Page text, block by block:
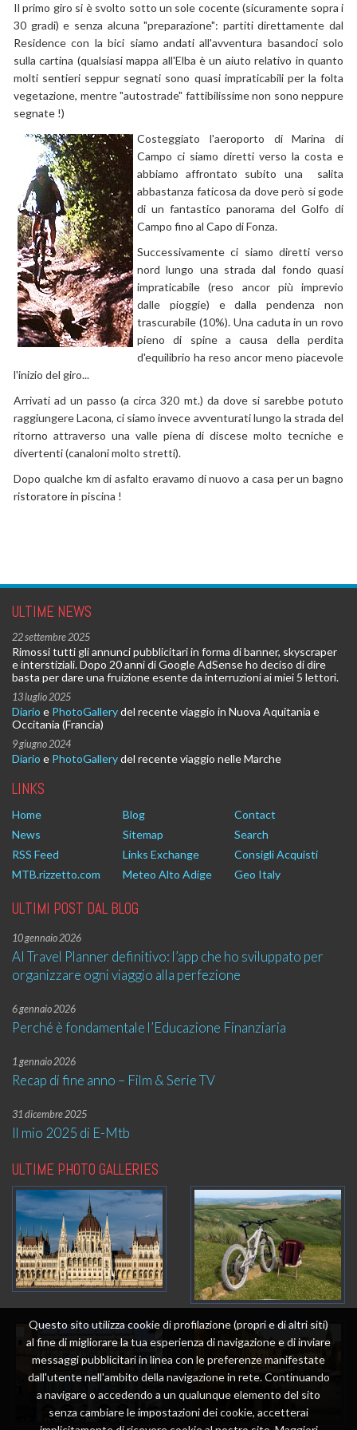
Il primo giro si è svolto sotto un sole cocente (sicuramente sopra i
30 gradi) e senza alcuna "preparazione": partiti direttamente dal
Residence con la bici siamo andati all'avventura basandoci solo
sulla cartina (qualsiasi mappa all'Elba è un aiuto relativo in quanto
molti sentieri seppur segnati sono quasi impraticabili per la folta
vegetazione, mentre "autostrade" fattibilissime non sono neppure
segnate !)
Costeggiato l'aeroporto di Marina di
Campo ci siamo diretti verso la costa e
abbiamo affrontato subito una salita
abbastanza faticosa da dove però si gode
di un fantastico panorama del Golfo di
Campo fino al Capo di Fonza.
Successivamente ci siamo diretti verso
nord lungo una strada dal fondo quasi
impraticabile (reso ancor più imprevio
dalle pioggie) e dalla pendenza non
trascurabile (10%). Una caduta in un rovo
pieno di spine a causa della perdita
d'equilibrio ha reso ancor meno piacevole
l'inizio del giro...
Arrivati ad un passo (a circa 320 mt.) da dove si sarebbe potuto
raggiungere Lacona, ci siamo invece avventurati lungo la strada del
ritorno attraverso una valle piena di discese molto tecniche e
divertenti (canaloni molto stretti).
Dopo qualche km di asfalto eravamo di nuovo a casa per un bagno
ristoratore in piscina !
ULTIME NEWS
22 settembre 2025
Rimossi tutti gli annunci pubblicitari in forma di banner, skyscraper
e interstiziali. Dopo 20 anni di Google AdSense ho deciso di dire
basta per dare una fruizione esente da interruzioni ai miei 5 lettori.
13 luglio 2025
Diario e PhotoGallerydel recente viaggio in Nuova Aquitania e
Occitania (Francia)
9 giugno 2024
Diario e PhotoGallerydel recente viaggio nelle Marche
LINKS
Home Blog
Contact
News
Sitemap
Search
RSS Feed
Links Exchange
Consigli Acquisti
MTB.rizzetto.com
Meteo Alto Adige Geo Italy
ULTIMI POST DAL BLOG
10 gennaio 2026
AI Travel Planner definitivo: l’app che ho sviluppato per
organizzare ogni viaggio alla perfezione
6 gennaio 2026
Perché è fondamentale l’Educazione Finanziaria
1 gennaio 2026
Recap di fine anno – Film & Serie TV
31 dicembre 2025
Il mio 2025 di E-Mtb
ULTIME PHOTO GALLERIES
Questo sito utilizza cookie di profilazione (propri e di altri siti)
al fine di migliorare la tua esperienza di navigazione e di inviare
messaggi pubblicitari in linea con le preferenze manifestate
dall'utente nell'ambito della navigazione in rete. Continuando
a navigare o accedendo a un qualunque elemento del sito
senza cambiare le impostazioni dei cookie, accetterai